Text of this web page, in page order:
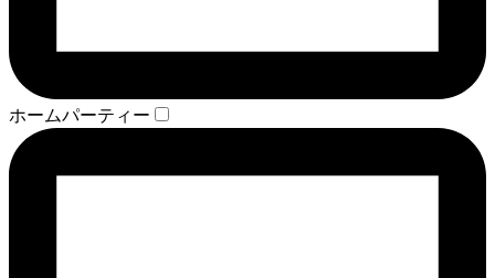
ホームパーティー